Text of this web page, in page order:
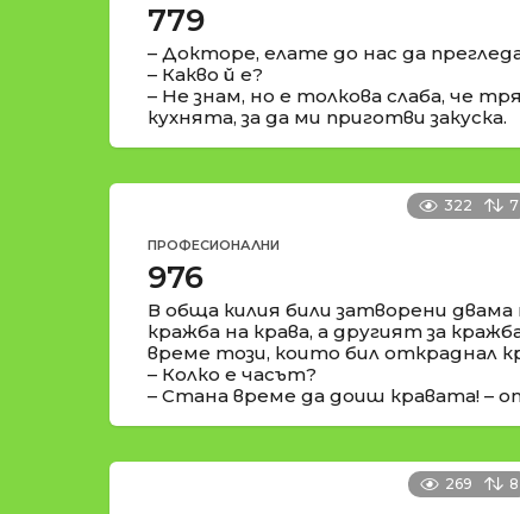
779
– Докторе, елате до нас да
– Какво й е?
– Не знам, но е толкова слаба, че
кухнята, за да ми приготви закуска.
322 7
ПРОФЕСИОНАЛНИ
976
В обща килия били затворени
кражба на крава, а другият за
време този, които бил откраднал
– Колко е часът?
– Стана време да доиш кравата! –
269 8